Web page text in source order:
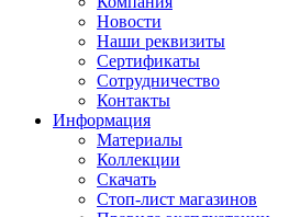
Новости
Наши реквизиты
Сертификаты
Сотрудничество
Контакты
Информация
Материалы
Коллекции
Скачать
Стоп-лист магазинов